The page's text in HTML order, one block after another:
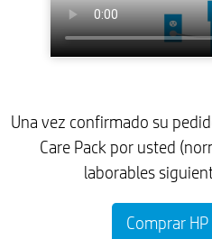
Una vez confirmado su
Care Pack por usted
laborables
Comprar